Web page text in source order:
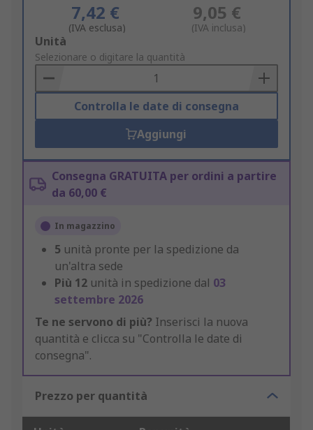
7,42 €
(IVA esclusa)
9,05 €
(IVA inclusa)
Add
to
Basket
Unità
Selezionare o digitare la quantità
Controlla le date di consegna
Aggiungi
Consegna GRATUITA per ordini a partire
da 60,00 €
In magazzino
5 unità pronte per la spedizione da
un'altra sede
Più 12 unità in spedizione dal 03
settembre 2026
Te ne servono di più? Inserisci la nuova
quantità e clicca su "Controlla le date di
consegna".
Prezzo per quantità